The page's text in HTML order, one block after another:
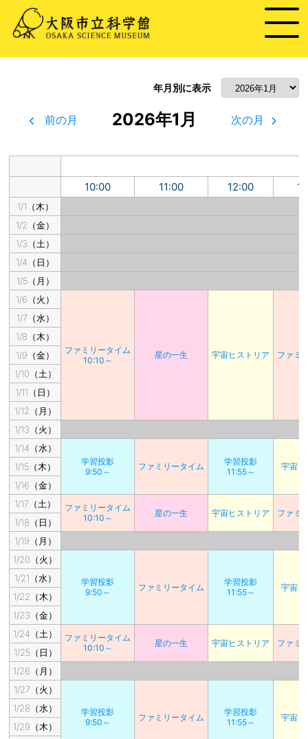
年月別に表示
前の月 2026年1月 次の月
10:00 11:00 12:00
1/1（木）
1/2（金）
1/3（土）
1/4（日）
1/5（月）
1/6（火）
ファミリータイム
10:10～
星の一生 宇宙ヒストリア ファミ
1/7（水）
1/8（木）
1/9（金）
1/10（土）
1/11（日）
1/12（月）
1/13（火）
1/14（水）
学習投影
9:50～
ファミリータイム
学習投影
11:55～
宇宙
1/15（木）
1/16（金）
1/17（土）
ファミリータイム
10:10～
星の一生 宇宙ヒストリア ファミ
1/18（日）
1/19（月）
1/20（火）
学習投影
9:50～
ファミリータイム
学習投影
11:55～
宇宙
1/21（水）
1/22（木）
1/23（金）
1/24（土）
ファミリータイム
10:10～
星の一生 宇宙ヒストリア ファミ
1/25（日）
1/26（月）
1/27（火）
学習投影
9:50～
ファミリータイム
学習投影
11:55～
宇宙
1/28（水）
1/29（木）